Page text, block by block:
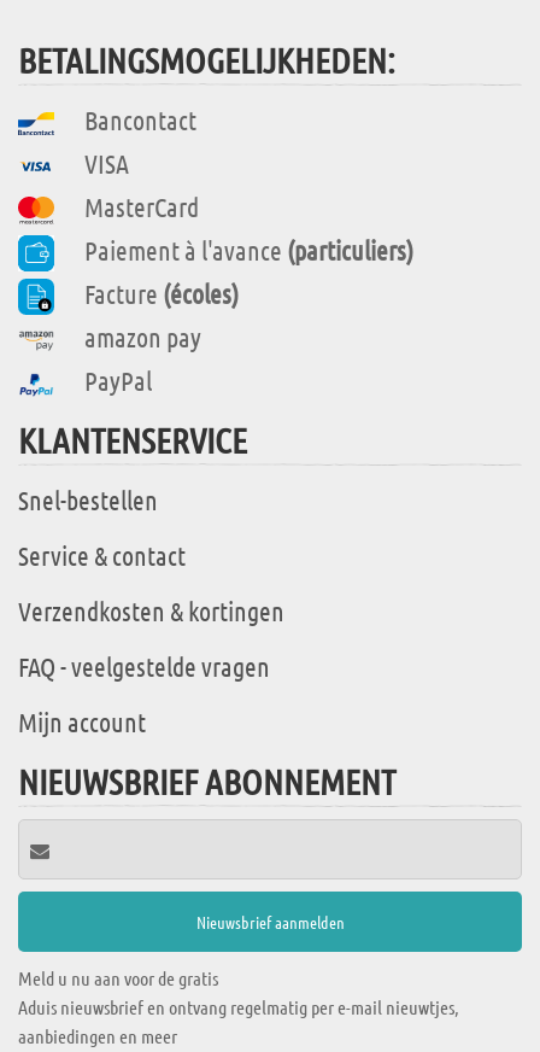
BETALINGSMOGELIJKHEDEN:
Bancontact
VISA
MasterCard
Paiement à l'avance (particuliers)
Facture (écoles)
amazon pay
PayPal
KLANTENSERVICE
Snel-bestellen
Service & contact
Verzendkosten & kortingen
FAQ - veelgestelde vragen
Mijn account
NIEUWSBRIEF ABONNEMENT
Meld u nu aan voor de gratis
Aduis nieuwsbrief en ontvang regelmatig per e-mail nieuwtjes,
aanbiedingen en meer